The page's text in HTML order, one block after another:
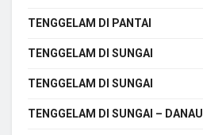
TENGGELAM DI PANTAI
TENGGELAM DI SUNGAI
TENGGELAM DI SUNGAI
TENGGELAM DI SUNGAI – DANAU